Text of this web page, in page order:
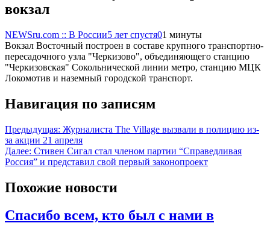
вокзал
NEWSru.com :: В России5 лет спустя01 минуты
Вокзал Восточный построен в составе крупного транспортно-
пересадочного узла "Черкизово", объединяющего станцию
"Черкизовская" Сокольнической линии метро, станцию МЦК
Локомотив и наземный городской транспорт.
Навигация по записям
Предыдущая: Журналиста The Village вызвали в полицию из-
за акции 21 апреля
Далее: Стивен Сигал стал членом партии “Справедливая
Россия” и представил свой первый законопроект
Похожие новости
Спасибо всем, кто был с нами в